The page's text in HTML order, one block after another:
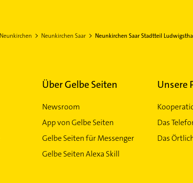
Neunkirchen Neunkirchen Saar Neunkirchen Saar Stadtteil
Über Gelbe Seiten
Newsroom
App von Gelbe Seiten
Gelbe Seiten für Messenger
Gelbe Seiten Alexa Skill
Unsere
Das
Das